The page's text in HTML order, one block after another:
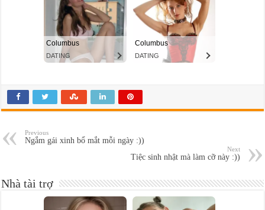
Previous
Ngắm gái xinh bổ mắt mỗi ngày :))
Next
Tiệc sinh nhật mà làm cỡ này :))
Nhà tài trợ